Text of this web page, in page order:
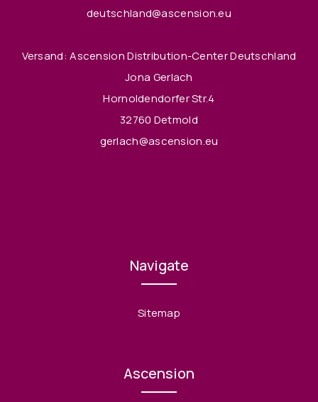
deutschland@ascension.eu
Versand: Ascension Distribution-Center Deutschland
Jona Gerlach
Hornoldendorfer Str.4
32760 Detmold
gerlach@ascension.eu
Navigate
Sitemap
Ascension